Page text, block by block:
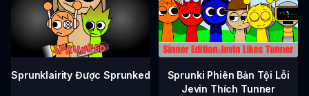
Sprunklairity Được Sprunked
Sprunki Phiên Bản Tội Lỗi
Jevin Thích Tunner